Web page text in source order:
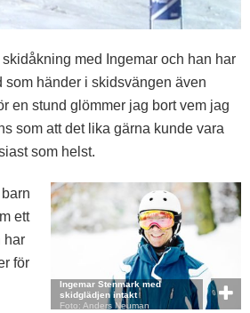
skidåkning med Ingemar och han har
som händer i skidsvängen även
en stund glömmer jag bort vem jag
som att det lika gärna kunde vara
som helst.
Ingemar Stenmark med
skidglädjen intakt
Foto: Anders Neuman
ett
har
för